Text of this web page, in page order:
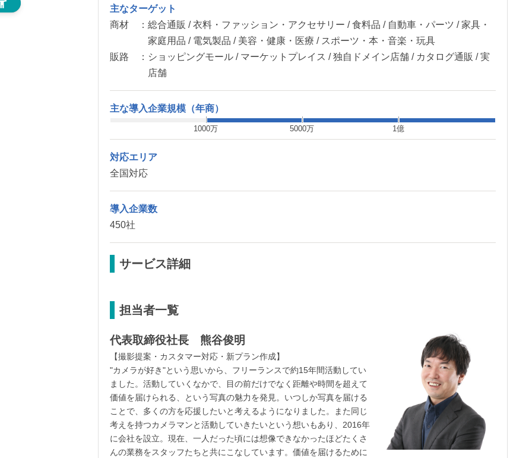
主なターゲット
商材 ： 総合通販 / 衣料・ファッション・アクセサリー / 食料品 / 自動車・パーツ / 家具・
家庭用品 / 電気製品 / 美容・健康・医療 / スポーツ・本・音楽・玩具
販路 ： ショッピングモール / マーケットプレイス / 独自ドメイン店舗 / カタログ通販 / 実
店舗
主な導入企業規模（年商）
1000万 5000万 1億
対応エリア
全国対応
導入企業数
450社
サービス詳細
担当者一覧
代表取締役社長 熊谷俊明
【撮影提案・カスタマー対応・新プラン作成】
"カメラが好き"という思いから、フリーランスで約15年間活動してい
ました。活動していくなかで、目の前だけでなく距離や時間を超えて
価値を届けられる、という写真の魅力を発見。いつしか写真を届ける
ことで、多くの方を応援したいと考えるようになりました。また同じ
考えを持つカメラマンと活動していきたいという想いもあり、2016年
に会社を設立。現在、一人だった頃には想像できなかったほどたくさ
んの業務をスタッフたちと共にこなしています。価値を届けるために